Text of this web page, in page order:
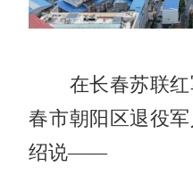
在长春苏联红
春市朝阳区退役
绍说——